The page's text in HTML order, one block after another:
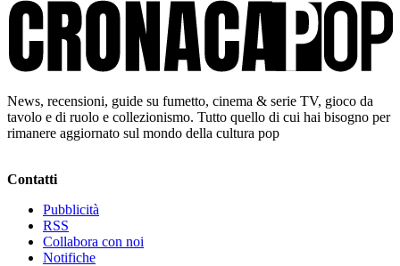
News, recensioni, guide su fumetto, cinema & serie TV, gioco da
tavolo e di ruolo e collezionismo. Tutto quello di cui hai bisogno per
rimanere aggiornato sul mondo della cultura pop
Contatti
Pubblicità
RSS
Collabora con noi
Notifiche